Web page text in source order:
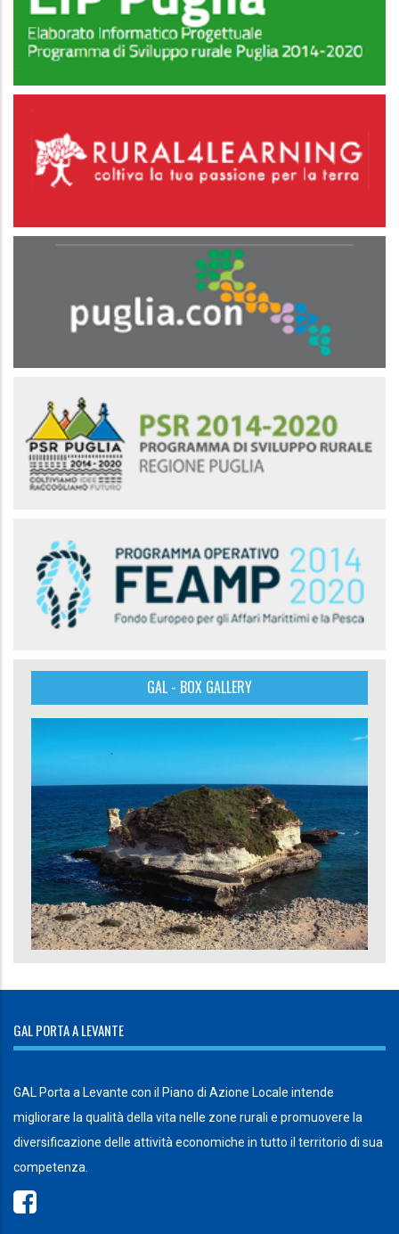
GAL - BOX GALLERY
GAL PORTA A LEVANTE
GAL Porta a Levante con il Piano di Azione Locale intende
migliorare la qualità della vita nelle zone rurali e promuovere la
diversificazione delle attività economiche in tutto il territorio di sua
competenza.